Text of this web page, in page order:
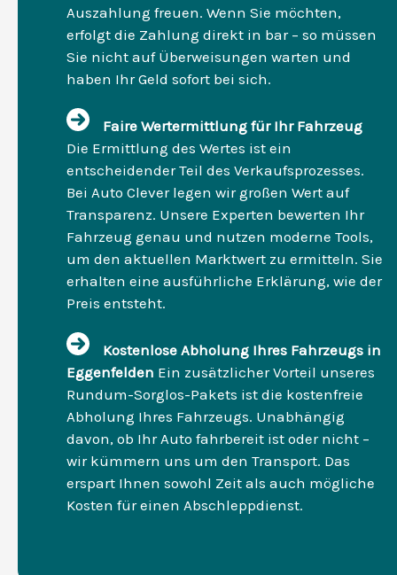
Auszahlung freuen. Wenn Sie möchten,
erfolgt die Zahlung direkt in bar – so müssen
Sie nicht auf Überweisungen warten und
haben Ihr Geld sofort bei sich.
Faire Wertermittlung für Ihr Fahrzeug
Die Ermittlung des Wertes ist ein
entscheidender Teil des Verkaufsprozesses.
Bei Auto Clever legen wir großen Wert auf
Transparenz. Unsere Experten bewerten Ihr
Fahrzeug genau und nutzen moderne Tools,
um den aktuellen Marktwert zu ermitteln. Sie
erhalten eine ausführliche Erklärung, wie der
Preis entsteht.
Kostenlose Abholung Ihres Fahrzeugs in
Eggenfelden Ein zusätzlicher Vorteil unseres
Rundum-Sorglos-Pakets ist die kostenfreie
Abholung Ihres Fahrzeugs. Unabhängig
davon, ob Ihr Auto fahrbereit ist oder nicht –
wir kümmern uns um den Transport. Das
erspart Ihnen sowohl Zeit als auch mögliche
Kosten für einen Abschleppdienst.